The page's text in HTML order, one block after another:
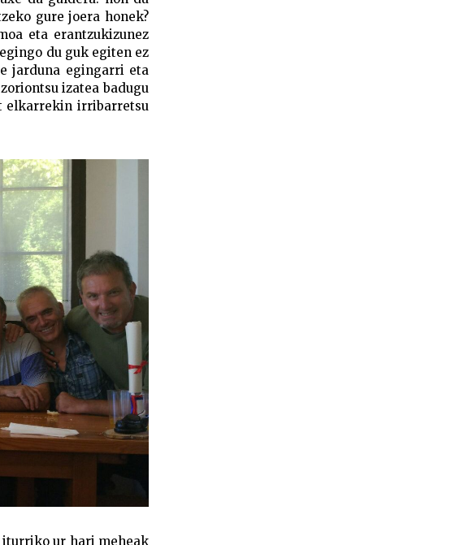
gure joera honek?
eta erantzukizunez
du guk egiten ez
jarduna egingarri eta
izatea badugu
elkarrekin irribarretsu
iturriko ur hari meheak